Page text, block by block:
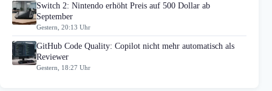
Switch 2: Nintendo erhöht Preis auf 500 Dollar ab
September
Gestern, 20:13 Uhr
GitHub Code Quality: Copilot nicht mehr automatisch als
Reviewer
Gestern, 18:27 Uhr